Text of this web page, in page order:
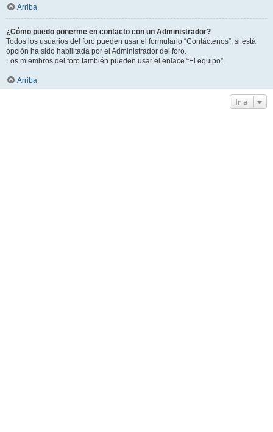
Arriba
¿Cómo puedo ponerme en contacto con un Administrador?
Todos los usuarios del foro pueden usar el formulario “Contáctenos”, si está
opción ha sido habilitada por el Administrador del foro.
Los miembros del foro también pueden usar el enlace “El equipo”.
Arriba
Ir a